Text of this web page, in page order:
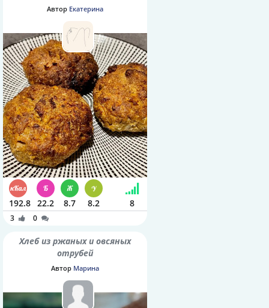
Автор Екатерина
192.8 22.2 8.7 8.2 8
3 0
Хлеб из ржаных и овсяных
отрубей
Автор Марина